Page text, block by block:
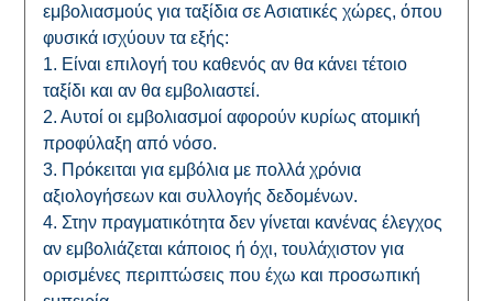
εμβολιασμούς για ταξίδια σε Ασιατικές χώρες, όπου
φυσικά ισχύουν τα εξής:
1. Είναι επιλογή του καθενός αν θα κάνει τέτοιο
ταξίδι και αν θα εμβολιαστεί.
2. Αυτοί οι εμβολιασμοί αφορούν κυρίως ατομική
προφύλαξη από νόσο.
3. Πρόκειται για εμβόλια με πολλά χρόνια
αξιολογήσεων και συλλογής δεδομένων.
4. Στην πραγματικότητα δεν γίνεται κανένας έλεγχος
αν εμβολιάζεται κάποιος ή όχι, τουλάχιστον για
ορισμένες περιπτώσεις που έχω και προσωπική